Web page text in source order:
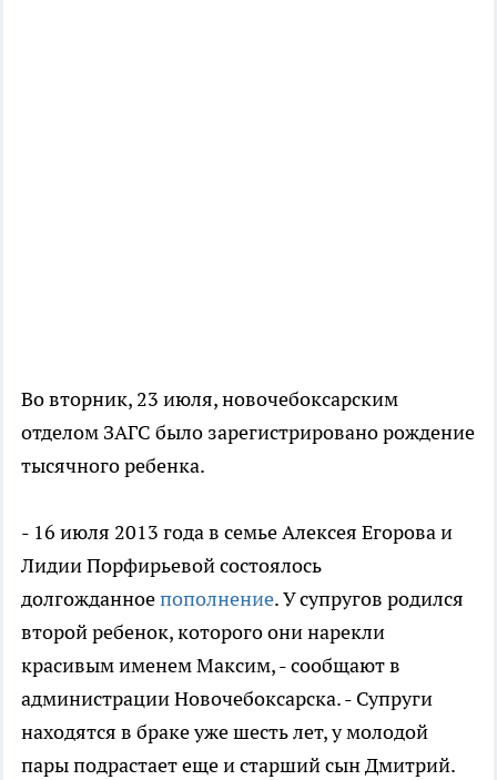
Во вторник, 23 июля, новочебоксарским
отделом ЗАГС было зарегистрировано рождение
тысячного ребенка.
- 16 июля 2013 года в семье Алексея Егорова и
Лидии Порфирьевой состоялось
долгожданноепополнение. У супругов родился
второй ребенок, которого они нарекли
красивым именем Максим, - сообщают в
администрации Новочебоксарска. - Супруги
находятся в браке уже шесть лет, у молодой
пары подрастает еще и старший сын Дмитрий.